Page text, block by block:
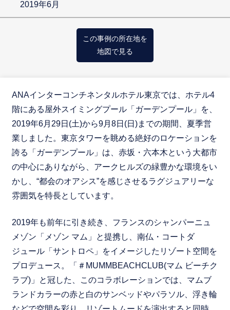
2019年6月
この事例の所在地を
地図で見る
ANAインターコンチネンタルホテル東京では、ホテル4
階にある屋外スイミングプール「ガーデンプール」を、
2019年6月29日(土)から9月8日(日)までの期間、夏季営
業しました。東京タワーを眺める絶好のロケーションを
誇る「ガーデンプール」は、赤坂・六本木という大都市
の中心にありながら、アークヒルズの緑豊かな環境をい
かし、“都会のオアシス”を感じさせるラグジュアリーな
雰囲気を特長としています。
2019年も前年に引き続き、フランスのシャンパーニュ
メゾン「メゾン マム」と提携し、南仏・コートダ
ジュール「サントロペ」をイメージしたリゾート空間を
プロデュース。「＃MUMMBEACHCLUB(マム ビーチク
ラブ)」と冠した、このコラボレーションでは、マムブ
ランドカラーの赤と白のサンベッドやパラソル、浮き輪